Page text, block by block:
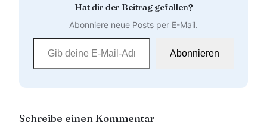
Hat dir der Beitrag gefallen?
Abonniere neue Posts per E-Mail.
Gib deine E-Mail-Adresse ein …
Abonnieren
Schreibe einen Kommentar